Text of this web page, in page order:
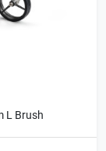
L Brush